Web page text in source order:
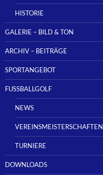
HISTORIE
GALERIE – BILD & TON
ARCHIV – BEITRÄGE
SPORTANGEBOT
FUSSBALLGOLF
NEWS
VEREINSMEISTERSCHAFTEN
TURNIERE
DOWNLOADS